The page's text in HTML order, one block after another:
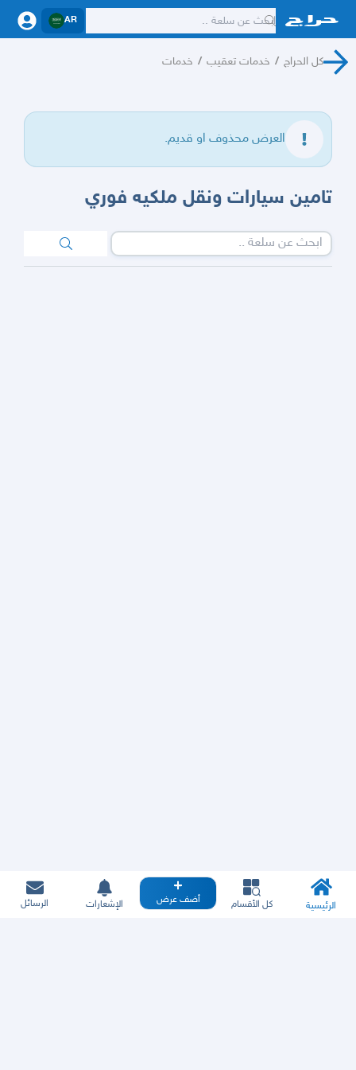
AR
كل الحراج / خدمات تعقيب / خدمات
العرض محذوف او قديم.
تامين سيارات ونقل ملكيه فوري
الرئيسية كل الأقسام أضف عرض الإشعارات الرسائل